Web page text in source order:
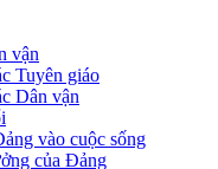
vận
Tuyên giáo
Dân vận
vào cuộc sống
của Đảng